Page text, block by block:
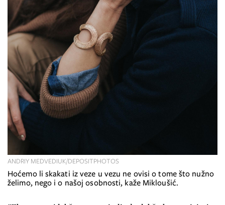
Hoćemo li skakati iz veze u vezu ne ovisi o tome što nužno
želimo, nego i o našoj osobnosti, kaže Mikloušić.
ANDRIY MEDVEDIUK/DEPOSITPHOTOS